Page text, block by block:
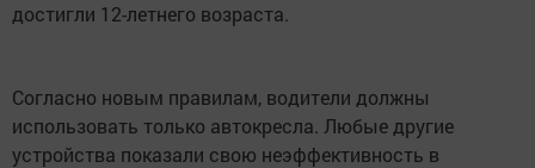
достигли 12-летнего возраста.
Согласно новым правилам, водители должны
использовать только автокресла. Любые другие
устройства показали свою неэффективность в